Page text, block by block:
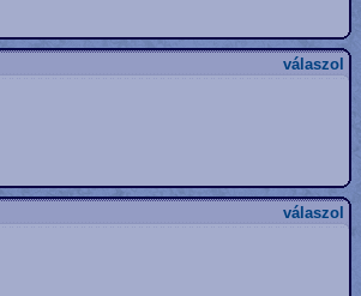
válaszol
válaszol